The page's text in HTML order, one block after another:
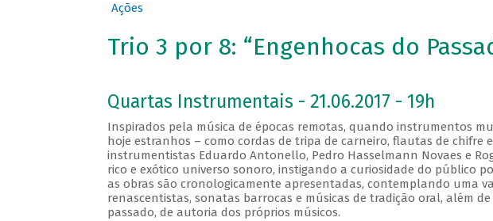
Ações
Trio 3 por 8: “Engenhocas do
Quartas Instrumentais - 21.06.2017 - 19h
Inspirados pela música de épocas remotas, quando instrumentos
hoje estranhos – como cordas de tripa de carneiro, flautas de chifre
instrumentistas Eduardo Antonello, Pedro Hasselmann Novaes e
rico e exótico universo sonoro, instigando a curiosidade do público
as obras são cronologicamente apresentadas, contemplando uma
renascentistas, sonatas barrocas e músicas de tradição oral, além
passado, de autoria dos próprios músicos.